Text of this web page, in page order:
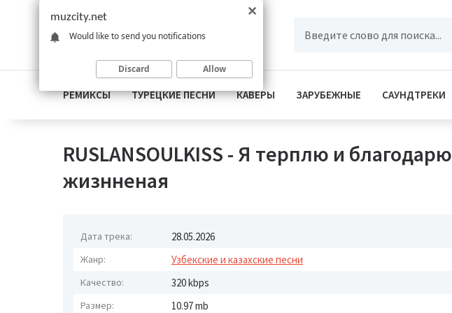
РЕМИКСЫ ТУРЕЦКИЕ ПЕСНИ КАВЕРЫ ЗАРУБЕЖНЫЕ САУНДТРЕКИ
RUSLANSOULKISS - Я терплю и благодарю
жизнненая
Дата трека: 28.05.2026
Жанр: Узбекские и казахские песни
Качество: 320 kbps
Размер: 10.97 mb
muzcity.net
Would like to send you notifications
Discard Allow